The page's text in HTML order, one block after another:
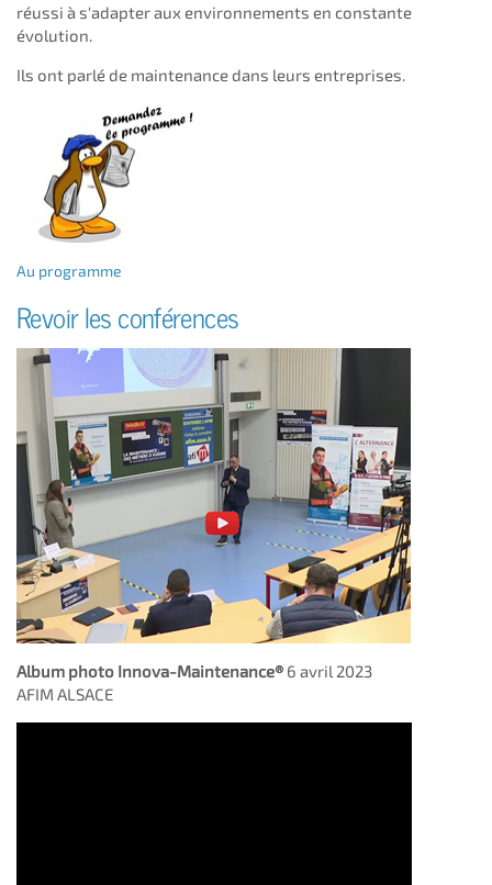
réussi à s'adapter aux environnements en constante
évolution.
Ils ont parlé de maintenance dans leurs entreprises.
Au programme
Revoir les conférences
Album photo Innova-Maintenance® 6 avril 2023
AFIM ALSACE